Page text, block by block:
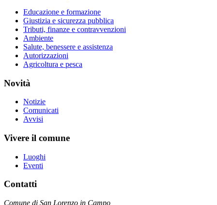
Educazione e formazione
Giustizia e sicurezza pubblica
Tributi, finanze e contravvenzioni
Ambiente
Salute, benessere e assistenza
Autorizzazioni
Agricoltura e pesca
Novità
Notizie
Comunicati
Avvisi
Vivere il comune
Luoghi
Eventi
Contatti
Comune di San Lorenzo in Campo